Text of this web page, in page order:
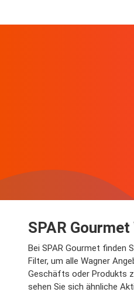
SPAR
Bei SPAR Gourmet finden
Filter, um alle Wagner
Geschäfts oder Produkts
sehen Sie sich ähnliche